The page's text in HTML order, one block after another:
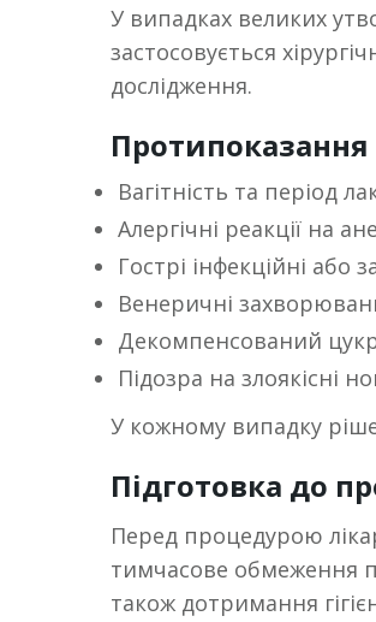
У випадках великих
застосовується
дослідження.
Протипоказання
Вагітність та період
Алергічні реакції на
Гострі інфекційні або
Венеричні
Декомпенсований
Підозра на злоякісні
У кожному випадку
Підготовка до
Перед процедурою
тимчасове обмеження
також дотримання